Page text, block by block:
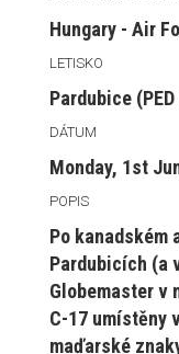
Hungary - Air
LETISKO
Pardubice
DÁTUM
Monday, 1st
POPIS
Po kanadském
Pardubicích (a
Globemaster v
C-17 umístěny
maďarské